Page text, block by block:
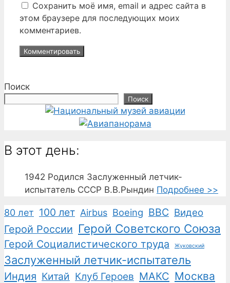
Сохранить моё имя, email и адрес сайта в
этом браузере для последующих моих
комментариев.
Поиск
Поиск
В этот день:
1942 Родился Заслуженный летчик-
испытатель СССР В.В.Рындин Подробнее >>
80 лет 100 лет Airbus Boeing ВВС Видео
Герой России Герой Советского Союза
Герой Социалистического труда Жуковский
Заслуженный летчик-испытатель
Индия Китай Клуб Героев МАКС Москва